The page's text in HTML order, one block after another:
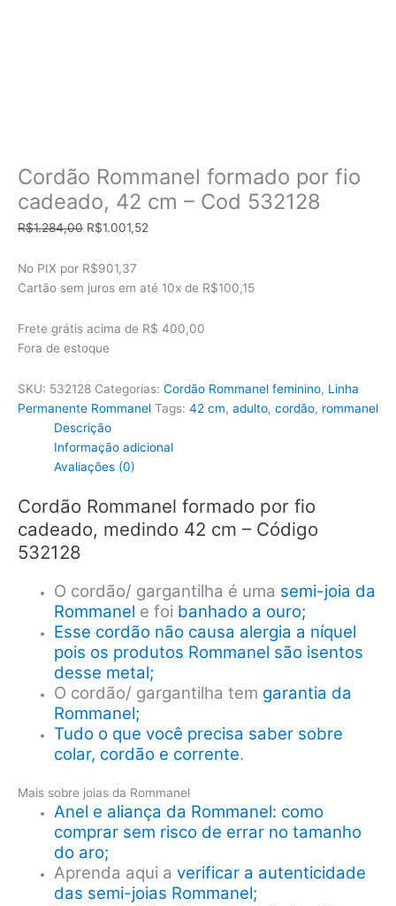
Cordão Rommanel formado por fio
cadeado, 42 cm – Cod 532128
R$1.284,00 O
original
era:
R$1.001,52
é:
No PIX por R$901,37
Cartão sem juros em até 10x de R$100,15
Frete grátis acima de R$ 400,00
Fora de estoque
SKU: 532128 Categorias: Cordão Rommanel feminino, Linha
Permanente Rommanel Tags: 42 cm, adulto, cordão, rommanel
Descrição
Informação adicional
Avaliações (0)
Cordão Rommanel formado por fio
cadeado, medindo 42 cm – Código
532128
O cordão/ gargantilha é uma semi-joia da
Rommanel e foi banhado a ouro;
Esse cordão não causa alergia a níquel
pois os produtos Rommanel são isentos
desse metal;
O cordão/ gargantilha tem garantia da
Rommanel;
Tudo o que você precisa saber sobre
colar, cordão e corrente.
Mais sobre joias da Rommanel
Anel e aliança da Rommanel: como
comprar sem risco de errar no tamanho
do aro;
Aprenda aqui averificar a autenticidade
das semi-joias Rommanel;